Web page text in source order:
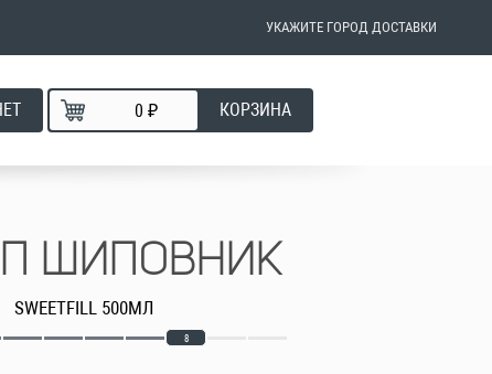
УКАЖИТЕ ГОРОД ДОСТАВКИ
₽ КОРЗИНА
ШИПОВНИК
SWEETFILL 500МЛ
8